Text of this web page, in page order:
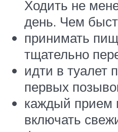
Ходить не
день. Чем
принимать
тщательно
идти в туалет
первых
каждый прием
включать